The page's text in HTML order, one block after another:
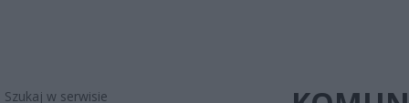
Szukaj w serwisie